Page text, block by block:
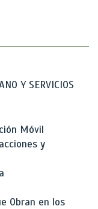
Y SERVICIOS
Móvil
y
Obran en los